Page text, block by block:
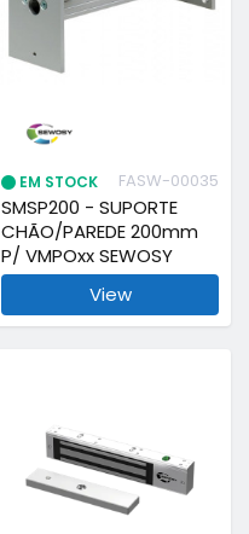
EM STOCK FASW-00035
SMSP200 - SUPORTE
CHÃO/PAREDE 200mm
P/ VMPOxx SEWOSY
View